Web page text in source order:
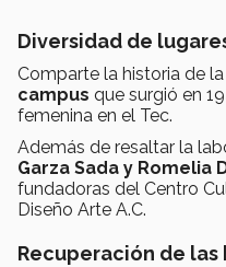
Diversidad de
Comparte la historia de
campus que surgió en
femenina en el Tec.
Además de resaltar la
Garza Sada y Romelia
fundadoras del Centro
Diseño Arte A.C.
Recuperación de